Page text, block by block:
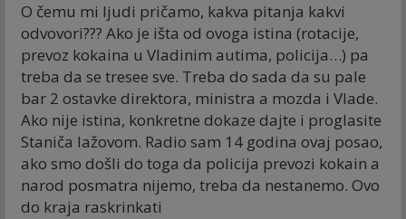
O čemu mi ljudi pričamo, kakva pitanja kakvi
odvovori??? Ako je išta od ovoga istina (rotacije,
prevoz kokaina u Vladinim autima, policija…) pa
treba da se tresee sve. Treba do sada da su pale
bar 2 ostavke direktora, ministra a mozda i Vlade.
Ako nije istina, konkretne dokaze dajte i proglasite
Staniča lažovom. Radio sam 14 godina ovaj posao,
ako smo došli do toga da policija prevozi kokain a
narod posmatra nijemo, treba da nestanemo. Ovo
do kraja raskrinkati